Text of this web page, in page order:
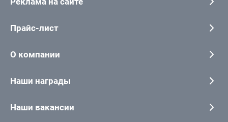
Прайс-лист
О компании
Наши награды
Наши вакансии